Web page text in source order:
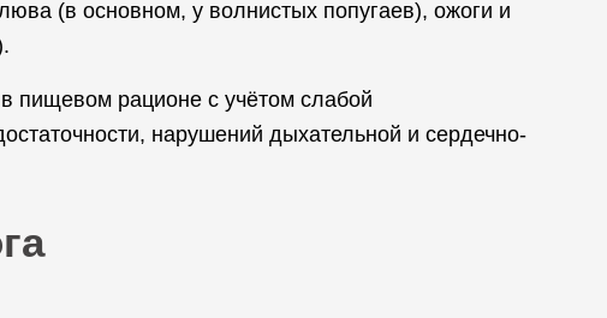
(в основном, у волнистых попугаев), ожоги и
пищевом рационе с учётом слабой
нарушений дыхательной и сердечно-